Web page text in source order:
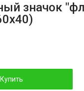
значок
Купить